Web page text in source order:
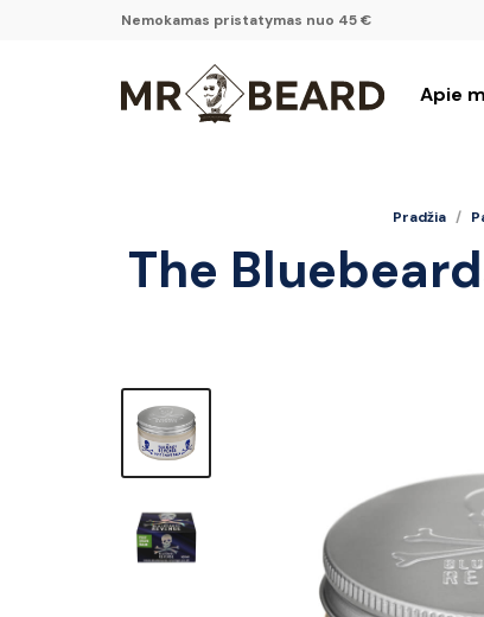
Nemokamas pristatymas nuo 45 €
Apie
Pradžia /
The